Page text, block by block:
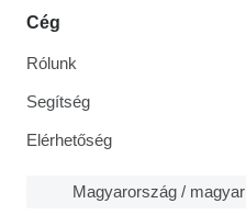
Cég
Rólunk
Segítség
Elérhetőség
Magyarország / magyar